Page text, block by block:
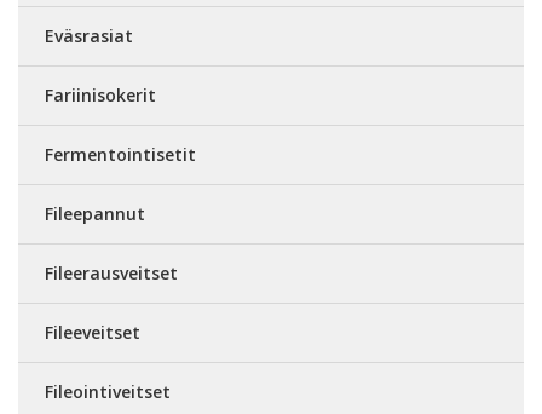
Eväsrasiat
Fariinisokerit
Fermentointisetit
Fileepannut
Fileerausveitset
Fileeveitset
Fileointiveitset